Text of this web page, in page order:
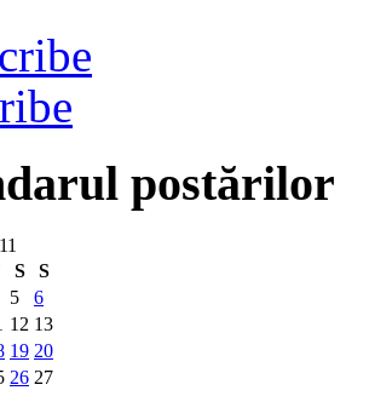
postărilor
S
S
5
6
12 13
19 20
26 27